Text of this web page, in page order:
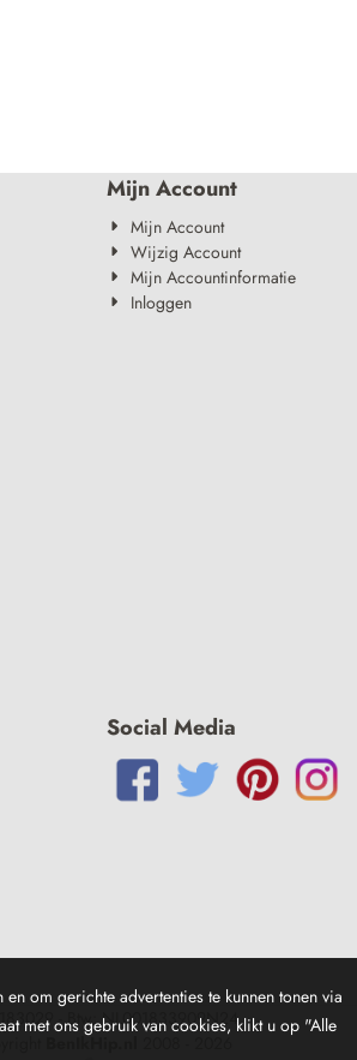
Mijn Account
Mijn Account
Wijzig Account
Mijn Accountinformatie
Inloggen
Social Media
- Btw: NL001833909N24
BenIkHip.nl 2026
om gerichte advertenties te kunnen tonen via
met ons gebruik van cookies, klikt u op "Alle